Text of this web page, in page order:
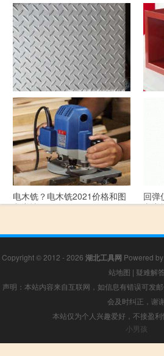
洗沙机？洗沙机2021价格和图
文详情
经纬
文详
花纹板？花纹板2021价格和图
文详情
排
电木铣？电木铣2021价格和图
文详情
回弹
文详
Copyright © 2012 - 2026 湖北工具网 Powered by
站地图 | 疑难解答
声明：本站内容来自互联网，如信息有错误可发
会及时纠正，谢
本站仅为个人兴趣爱好，不接盈
小男孩